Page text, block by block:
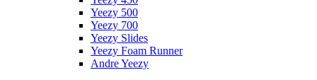
Yeezy 500
Yeezy 700
Yeezy Slides
Yeezy Foam Runner
Andre Yeezy